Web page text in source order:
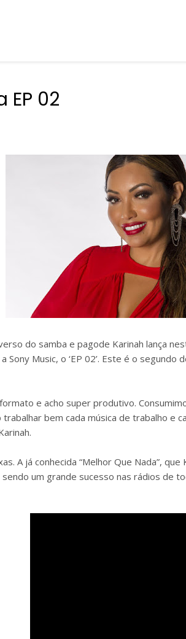
EP 02
do samba e pagode Karinah lança
Sony Music, o ‘EP 02’. Este é o segundo
e acho super produtivo.
bem cada música de trabalho e
A já conhecida “Melhor Que Nada”,
um grande sucesso nas rádios de